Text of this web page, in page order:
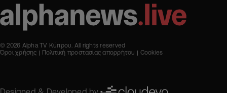
© 2026 Alpha TV Κύπρου. All rights reserved
Όροι χρήσης
Πολιτική προστασίας απορρήτου Cookies